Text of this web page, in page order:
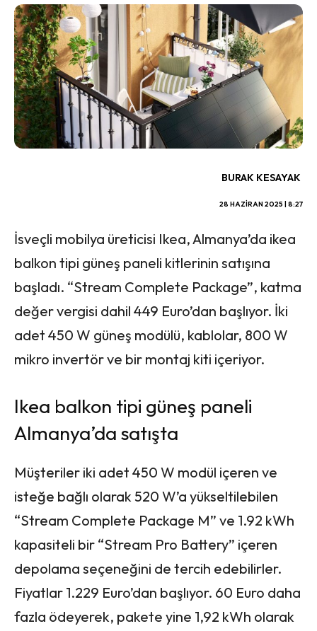
BURAK KESAYAK
28 HAZIRAN 2025 | 8:27
İsveçli mobilya üreticisi Ikea, Almanya’da ikea
balkon tipi güneş paneli kitlerinin satışına
başladı. “Stream Complete Package”, katma
değer vergisi dahil 449 Euro’dan başlıyor. İki
adet 450 W güneş modülü, kablolar, 800 W
mikro invertör ve bir montaj kiti içeriyor.
Ikea balkon tipi güneş paneli
Almanya’da satışta
Müşteriler iki adet 450 W modül içeren ve
isteğe bağlı olarak 520 W’a yükseltilebilen
“Stream Complete Package M” ve 1.92 kWh
kapasiteli bir “Stream Pro Battery” içeren
depolama seçeneğini de tercih edebilirler.
Fiyatlar 1.229 Euro’dan başlıyor. 60 Euro daha
fazla ödeyerek, pakete yine 1,92 kWh olarak